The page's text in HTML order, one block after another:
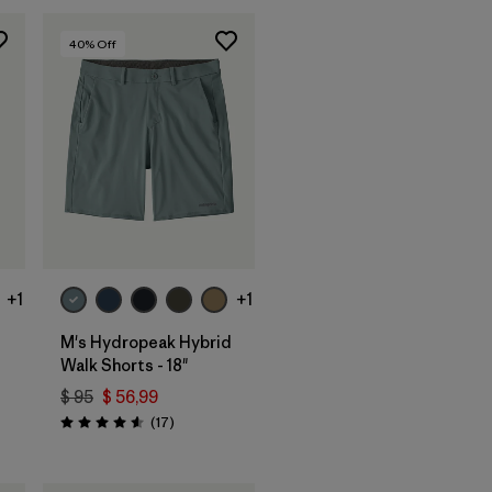
+1
40% Off
+1
M's Hydropeak Hybrid
Walk Shorts - 18"
$ 95 $ 56,99
Valoración: 4.6 / 5
(17Comentarios
)